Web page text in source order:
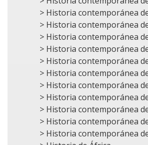
> Historia contemporánea
> Historia contemporánea
> Historia contemporánea
> Historia contemporánea
> Historia contemporánea
> Historia contemporánea
> Historia contemporánea
> Historia contemporánea
> Historia contemporánea
> Historia contemporánea
> Historia contemporánea